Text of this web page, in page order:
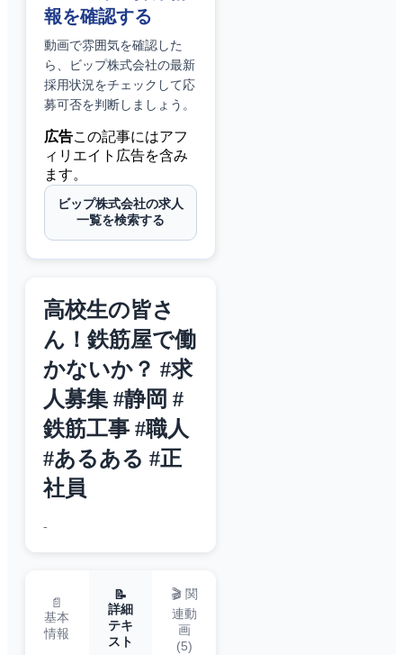
報を確認する
動画で雰囲気を確認した
ら、
ビップ株式会社の最新
採用状況をチェックして応
募可否を判断しましょう。
広告この記事にはアフ
ィリエイト広告を含み
ます。
ビップ株式会社の求人
一覧を検索する
高校生の皆さ
ん！鉄筋屋で働
かないか？ #求
人募集 #静岡 #
鉄筋工事 #職人
#あるある #正
社員
-
📄
基本
情報
📝
詳細
テキ
スト
🎬 関
連動
画
(5)